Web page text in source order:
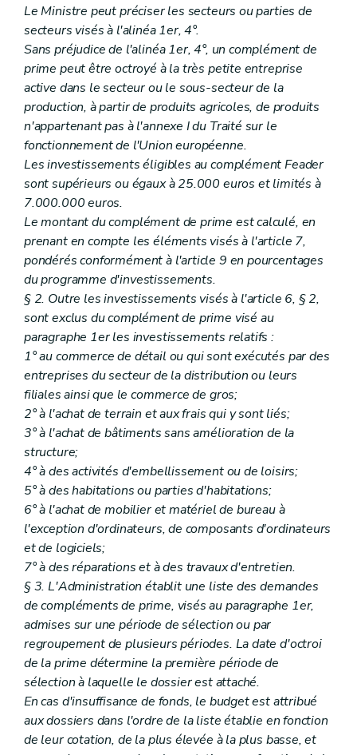
Le Ministre peut préciser les secteurs ou parties de
secteurs visés à l'alinéa 1er, 4°.
Sans préjudice de l'alinéa 1er, 4°, un complément de
prime peut être octroyé à la très petite entreprise
active dans le secteur ou le sous-secteur de la
production, à partir de produits agricoles, de produits
n'appartenant pas à l'annexe I du Traité sur le
fonctionnement de l'Union européenne.
Les investissements éligibles au complément Feader
sont supérieurs ou égaux à 25.000 euros et limités à
7.000.000 euros.
Le montant du complément de prime est calculé, en
prenant en compte les éléments visés à l'article 7,
pondérés conformément à l'article 9 en pourcentages
du programme d'investissements.
§ 2. Outre les investissements visés à l'article 6, § 2,
sont exclus du complément de prime visé au
paragraphe 1er les investissements relatifs :
1° au commerce de détail ou qui sont exécutés par des
entreprises du secteur de la distribution ou leurs
filiales ainsi que le commerce de gros;
2° à l'achat de terrain et aux frais qui y sont liés;
3° à l'achat de bâtiments sans amélioration de la
structure;
4° à des activités d'embellissement ou de loisirs;
5° à des habitations ou parties d'habitations;
6° à l'achat de mobilier et matériel de bureau à
l'exception d'ordinateurs, de composants d'ordinateurs
et de logiciels;
7° à des réparations et à des travaux d'entretien.
§ 3. L'Administration établit une liste des demandes
de compléments de prime, visés au paragraphe 1er,
admises sur une période de sélection ou par
regroupement de plusieurs périodes. La date d'octroi
de la prime détermine la première période de
sélection à laquelle le dossier est attaché.
En cas d'insuffisance de fonds, le budget est attribué
aux dossiers dans l'ordre de la liste établie en fonction
de leur cotation, de la plus élevée à la plus basse, et